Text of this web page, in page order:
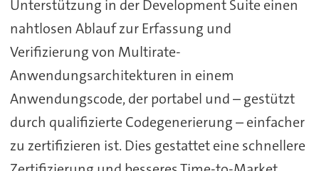
Unterstützung in der Development Suite einen
nahtlosen Ablauf zur Erfassung und
Verifizierung von Multirate-
Anwendungsarchitekturen in einem
Anwendungscode, der portabel und – gestützt
durch qualifizierte Codegenerierung – einfacher
zu zertifizieren ist. Dies gestattet eine schnellere